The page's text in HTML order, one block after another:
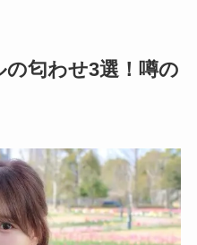
匂わせ3選！噂の